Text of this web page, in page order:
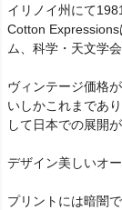
イリノイ州にて
Cotton
ム、科学・天文学
ヴィンテージ価格
いしかこれまであ
して日本での展開
デザイン美しいオ
プリントには暗闇